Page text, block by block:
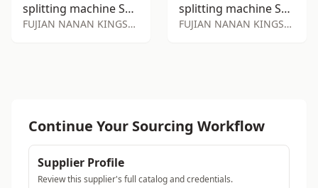
splitting machine SY-S90
FUJIAN NANAN KINGSHUN STONE MACHINE FACTORY
splitting machine SY-S200
FUJIAN NANAN KINGSHUN STONE MACHINE FACTORY
Continue Your Sourcing Workflow
Supplier Profile
Review this supplier's full catalog and credentials.